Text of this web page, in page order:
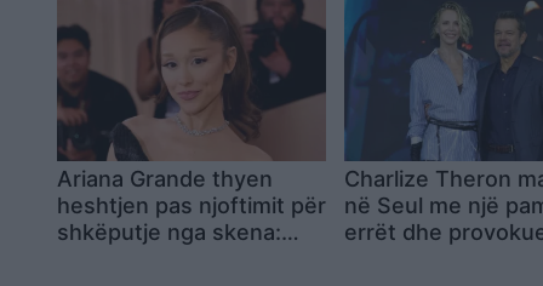
Ariana Grande thyen
heshtjen pas njoftimit për
shkëputje nga skena:
Charlize Theron
në Seul me një
errët dhe